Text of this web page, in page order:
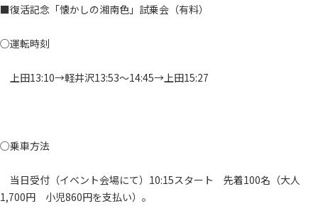
■復活記念「懐かしの湘南色」試乗会（有料）
○運転時刻
上田13:10→軽井沢13:53～14:45→上田15:27
○乗車方法
当日受付（イベント会場にて）10:15スタート 先着100名（大人
1,700円 小児860円を支払い）。